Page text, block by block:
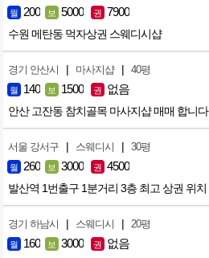
월 200 보 5000 권 7900
수원 메탄동 먹자상권 스웨디시샵
경기 안산시 | 마사지샵 | 40평
월 140 보 1500 권 없음
안산 고잔동 참치골목 마사지샵 매매 합니다
서울 강서구 | 스웨디시 | 30평
월 260 보 3000 권 4500
발산역 1번출구 1분거리 3층 최고 상권 위치
경기 하남시 | 스웨디시 | 20평
월 160 보 3000 권 없음